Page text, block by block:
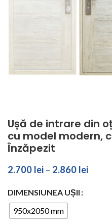
Ușă de intrare din
cu model modern,
Înzăpezit
2.700 lei – 2.860 lei
DIMENSIUNEA UȘII
950x2050 mm